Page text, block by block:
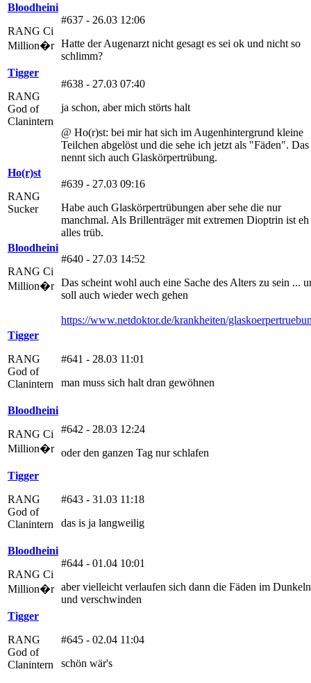
Bloodheini
RANG Ci
Million�r
#637 - 26.03 12:06
Hatte der Augenarzt nicht gesagt es sei ok und nicht so
schlimm?
Tigger
RANG
God of
Clanintern
#638 - 27.03 07:40
ja schon, aber mich störts halt
@ Ho(r)st: bei mir hat sich im Augenhintergrund kleine
Teilchen abgelöst und die sehe ich jetzt als "Fäden". Das
nennt sich auch Glaskörpertrübung.
Ho(r)st
RANG
Sucker
#639 - 27.03 09:16
Habe auch Glaskörpertrübungen aber sehe die nur
manchmal. Als Brillenträger mit extremen Dioptrin ist eh
alles trüb.
Bloodheini
RANG Ci
Million�r
#640 - 27.03 14:52
Das scheint wohl auch eine Sache des Alters zu sein ...
soll auch wieder wech gehen
https://www.netdoktor.de/krankheiten/
Tigger
RANG
God of
Clanintern
#641 - 28.03 11:01
man muss sich halt dran gewöhnen
Bloodheini
RANG Ci
Million�r
#642 - 28.03 12:24
oder den ganzen Tag nur schlafen
Tigger
RANG
God of
Clanintern
#643 - 31.03 11:18
das is ja langweilig
Bloodheini
RANG Ci
Million�r
#644 - 01.04 10:01
aber vielleicht verlaufen sich dann die Fäden im Dunkeln
und verschwinden
Tigger
RANG
God of
Clanintern
#645 - 02.04 11:04
schön wär's